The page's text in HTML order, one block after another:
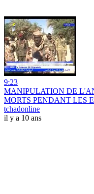
9:23
MANIPULATION DE
MORTS PENDANT LES
tchadonline
il y a 10 ans